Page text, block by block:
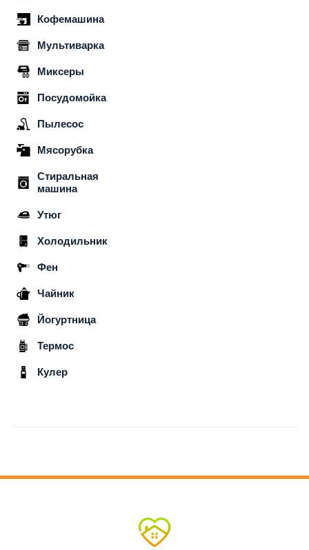
Кофемашина
Мультиварка
Миксеры
Посудомойка
Пылесос
Мясорубка
Стиральная
машина
Утюг
Холодильник
Фен
Чайник
Йогуртница
Термос
Кулер